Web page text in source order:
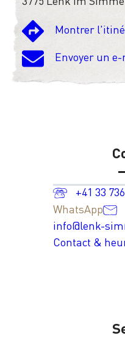
Montrer
Envoyer un
+41 33
WhatsApp
info@lenk-
Contact &